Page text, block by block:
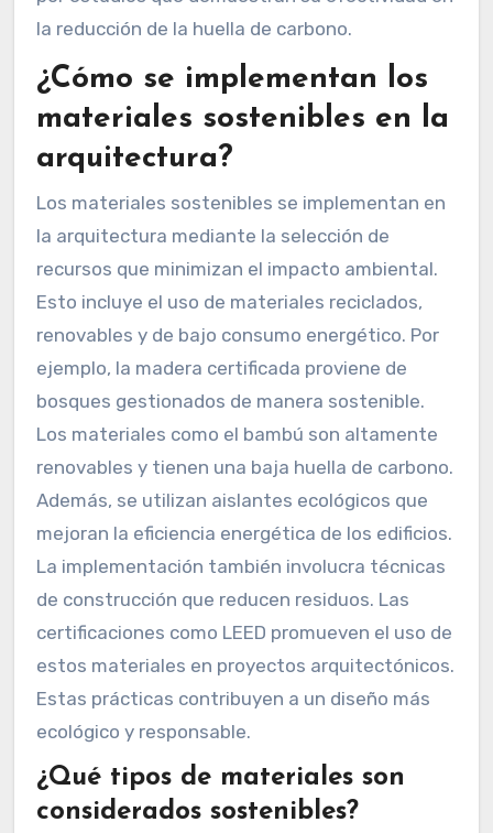
la reducción de la huella de carbono.
¿Cómo se implementan los
materiales sostenibles en la
arquitectura?
Los materiales sostenibles se implementan en
la arquitectura mediante la selección de
recursos que minimizan el impacto ambiental.
Esto incluye el uso de materiales reciclados,
renovables y de bajo consumo energético. Por
ejemplo, la madera certificada proviene de
bosques gestionados de manera sostenible.
Los materiales como el bambú son altamente
renovables y tienen una baja huella de carbono.
Además, se utilizan aislantes ecológicos que
mejoran la eficiencia energética de los edificios.
La implementación también involucra técnicas
de construcción que reducen residuos. Las
certificaciones como LEED promueven el uso de
estos materiales en proyectos arquitectónicos.
Estas prácticas contribuyen a un diseño más
ecológico y responsable.
¿Qué tipos de materiales son
considerados sostenibles?